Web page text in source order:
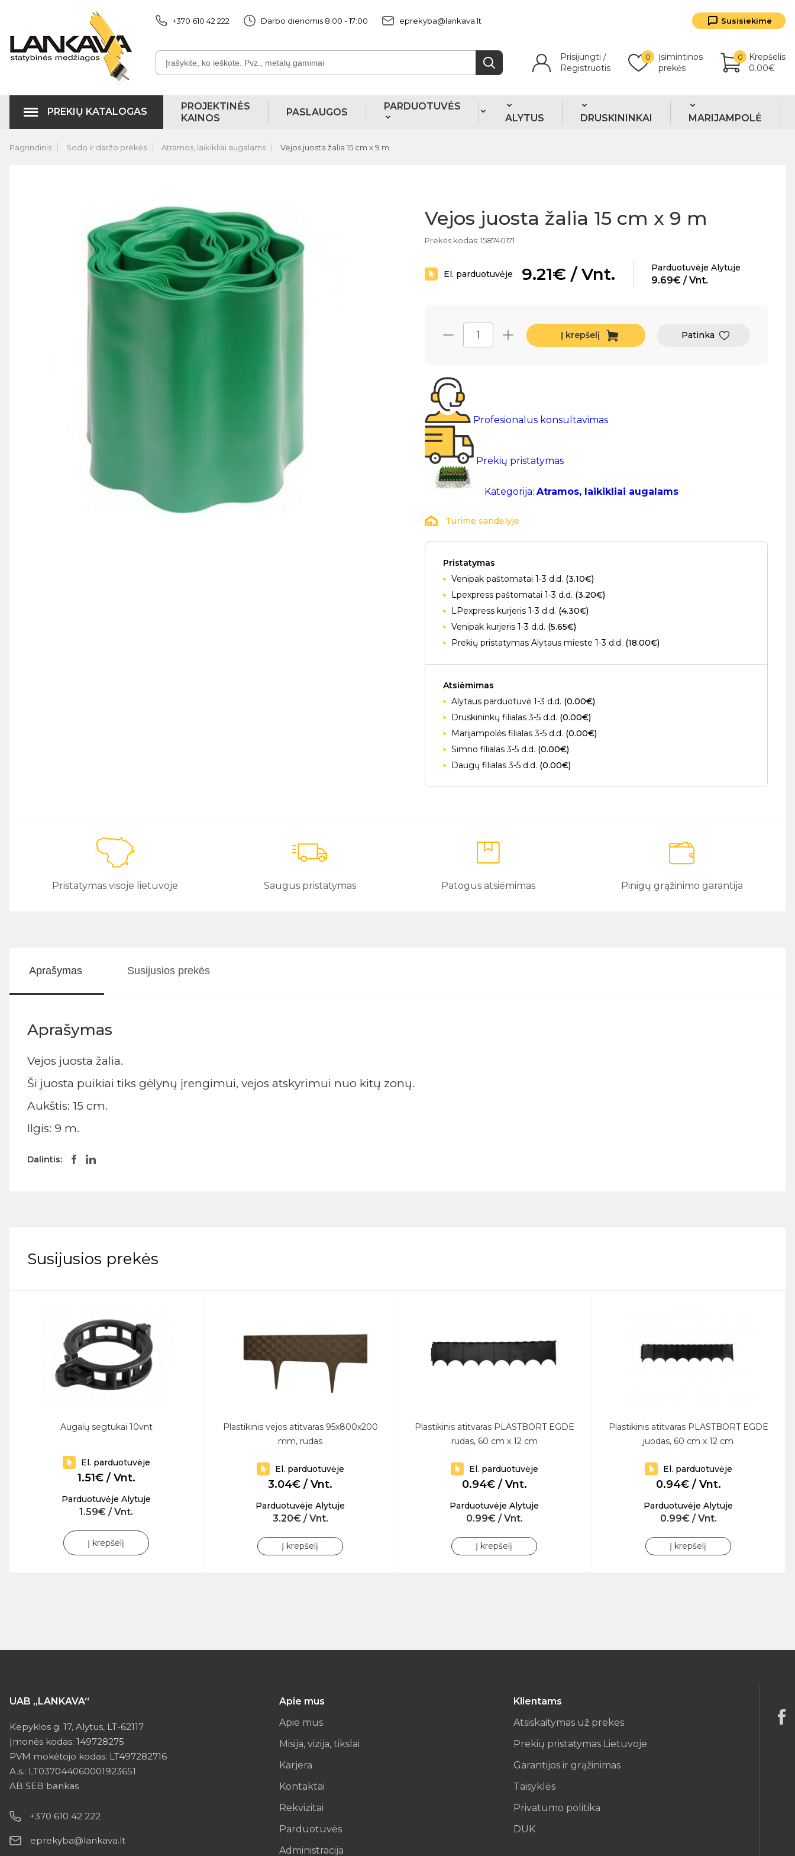
+370 610 42 222 Darbo dienomis 8:00 - 17:00 eprekyba@lankava.lt Susisiekime
Prisijungti /
Registruotis
Įsimintinos
prekės
0
Krepšelis
0.00€
0
PREKIŲ KATALOGAS
PROJEKTINĖS
KAINOS
PASLAUGOS
PARDUOTUVĖS
ALYTUS
DRUSKININKAI MARIJAMPOLĖ
Pagrindinis Sodo ir daržo prekės Atramos, laikikliai augalams Vejos juosta žalia 15 cm x 9 m
Vejos juosta žalia 15 cm x 9 m
Prekės kodas: 158740171
El. parduotuvėje 9.21€ / Vnt. Parduotuvėje Alytuje
9.69€ / Vnt.
Į krepšelį Patinka
Profesionalus konsultavimas
Prekių pristatymas
Kategorija: Atramos, laikikliai augalams
Turime sandėlyje
Pristatymas
Venipak paštomatai 1-3 d.d. (3.10€)
Lpexpress paštomatai 1-3 d.d. (3.20€)
LPexpress kurjeris 1-3 d.d. (4.30€)
Venipak kurjeris 1-3 d.d. (5.65€)
Prekių pristatymas Alytaus mieste 1-3 d.d. (18.00€)
Atsiėmimas
Alytaus parduotuvė 1-3 d.d. (0.00€)
Druskininkų filialas 3-5 d.d. (0.00€)
Marijampolės filialas 3-5 d.d. (0.00€)
Simno filialas 3-5 d.d. (0.00€)
Daugų filialas 3-5 d.d. (0.00€)
Pristatymas visoje lietuvoje Saugus pristatymas Patogus atsiėmimas Pinigų grąžinimo garantija
Aprašymas Susijusios prekės
Aprašymas
Vejos juosta žalia.
Ši juosta puikiai tiks gėlynų įrengimui, vejos atskyrimui nuo kitų zonų.
Aukštis: 15 cm.
Ilgis: 9 m.
Dalintis:
Susijusios prekės
Augalų segtukai 10vnt
El. parduotuvėje
1.51€ / Vnt.
Parduotuvėje Alytuje
1.59€ / Vnt.
Į krepšelį
Plastikinis vejos atitvaras 95x800x200
mm, rudas
El. parduotuvėje
3.04€ / Vnt.
Parduotuvėje Alytuje
3.20€ / Vnt.
Į krepšelį
Plastikinis atitvaras PLASTBORT EGDE
rudas, 60 cm x 12 cm
El. parduotuvėje
0.94€ / Vnt.
Parduotuvėje Alytuje
0.99€ / Vnt.
Į krepšelį
Plastikinis atitvaras PLASTBORT EGDE
juodas, 60 cm x 12 cm
El. parduotuvėje
0.94€ / Vnt.
Parduotuvėje Alytuje
0.99€ / Vnt.
Į krepšelį
UAB „LANKAVA“
Kepyklos g. 17, Alytus, LT-62117
Įmonės kodas: 149728275
PVM mokėtojo kodas: LT497282716
A.s.: LT037044060001923651
AB SEB bankas
+370 610 42 222
eprekyba@lankava.lt
Apie mus
Apie mus
Misija, vizija, tikslai
Karjera
Kontaktai
Rekvizitai
Parduotuvės
Administracija
Klientams
Atsiskaitymas už prekes
Prekių pristatymas Lietuvoje
Garantijos ir grąžinimas
Taisyklės
Privatumo politika
DUK